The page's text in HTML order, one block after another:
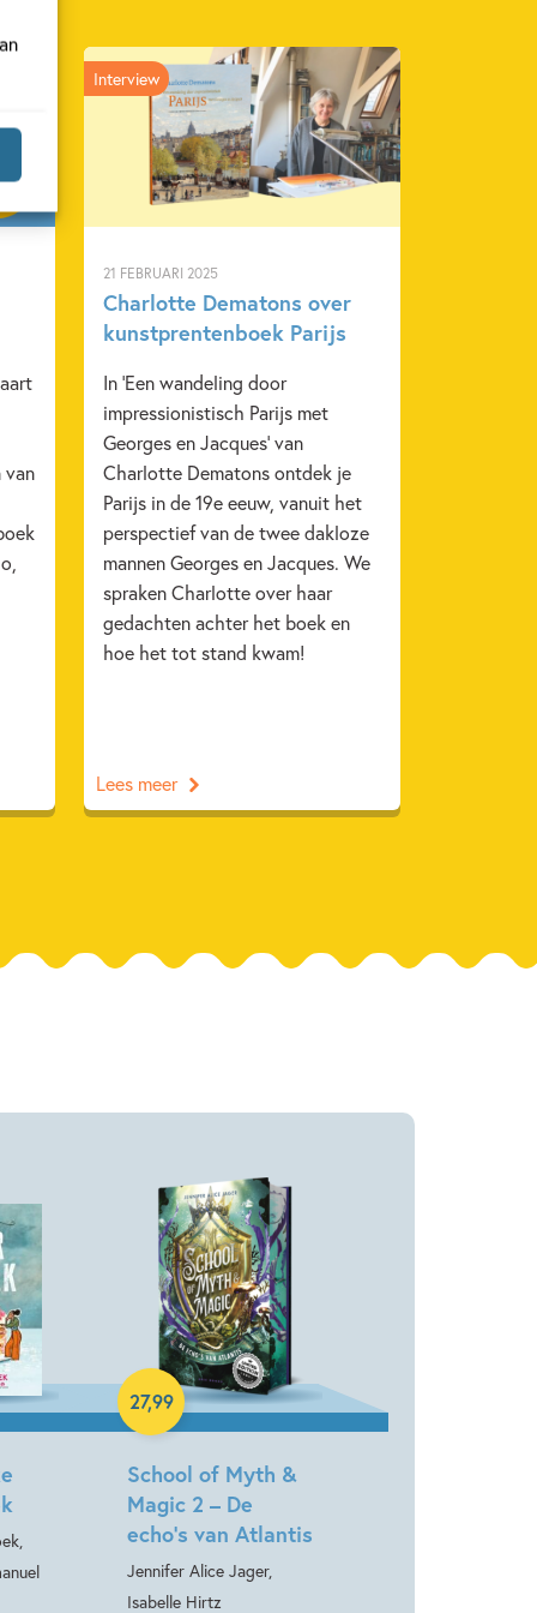
van
21 FEBRUARI 2025
Charlotte Dematons over
kunstprentenboek Parijs
In 'Een wandeling door
impressionistisch Parijs met
Georges en Jacques' van
Charlotte Dematons ontdek je
Parijs in de 19e eeuw, vanuit het
perspectief van de twee dakloze
mannen Georges en Jacques. We
spraken Charlotte over haar
gedachten achter het boek en
hoe het tot stand kwam!
Interview
Lees meer
School of Myth &
Magic 2 – De
echo’s van Atlantis
Jennifer Alice Jager,
Isabelle Hirtz
27,99
Hardcover